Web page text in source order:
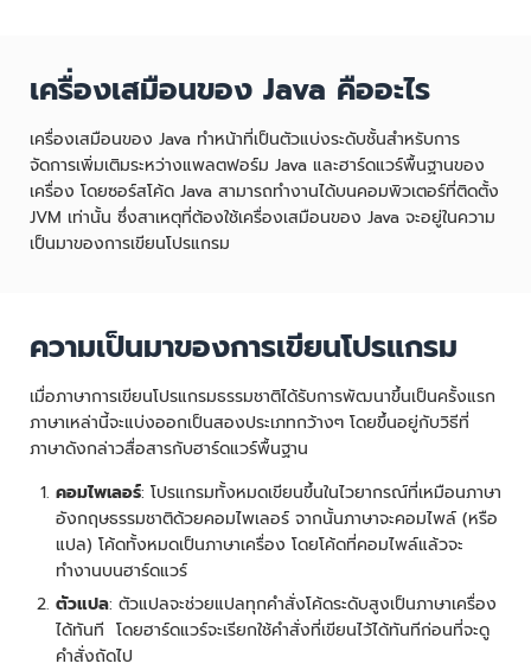
เครื่องเสมือนของ Java คืออะไร
เครื่องเสมือนของ Java ทำหน้าที่เป็นตัวแบ่งระดับชั้นสำหรับการ
จัดการเพิ่มเติมระหว่างแพลตฟอร์ม Java และฮาร์ดแวร์พื้นฐานของ
เครื่อง โดยซอร์สโค้ด Java สามารถทำงานได้บนคอมพิวเตอร์ที่ติดตั้ง
JVM เท่านั้น ซึ่งสาเหตุที่ต้องใช้เครื่องเสมือนของ Java จะอยู่ในความ
เป็นมาของการเขียนโปรแกรม
ความเป็นมาของการเขียนโปรแกรม
เมื่อภาษาการเขียนโปรแกรมธรรมชาติได้รับการพัฒนาขึ้นเป็นครั้งแรก
ภาษาเหล่านี้จะแบ่งออกเป็นสองประเภทกว้างๆ โดยขึ้นอยู่กับวิธีที่
ภาษาดังกล่าวสื่อสารกับฮาร์ดแวร์พื้นฐาน
คอมไพเลอร์: โปรแกรมทั้งหมดเขียนขึ้นในไวยากรณ์ที่เหมือนภาษา
อังกฤษธรรมชาติด้วยคอมไพเลอร์ จากนั้นภาษาจะคอมไพล์ (หรือ
แปล) โค้ดทั้งหมดเป็นภาษาเครื่อง โดยโค้ดที่คอมไพล์แล้วจะ
ทำงานบนฮาร์ดแวร์
ตัวแปล: ตัวแปลจะช่วยแปลทุกคำสั่งโค้ดระดับสูงเป็นภาษาเครื่อง
ได้ทันที โดยฮาร์ดแวร์จะเรียกใช้คำสั่งที่เขียนไว้ได้ทันทีก่อนที่จะดู
คำสั่งถัดไป